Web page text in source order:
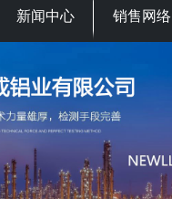
新闻中心 销售网络